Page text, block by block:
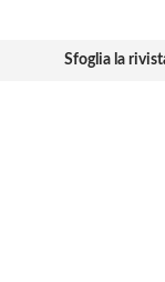
Sfoglia la